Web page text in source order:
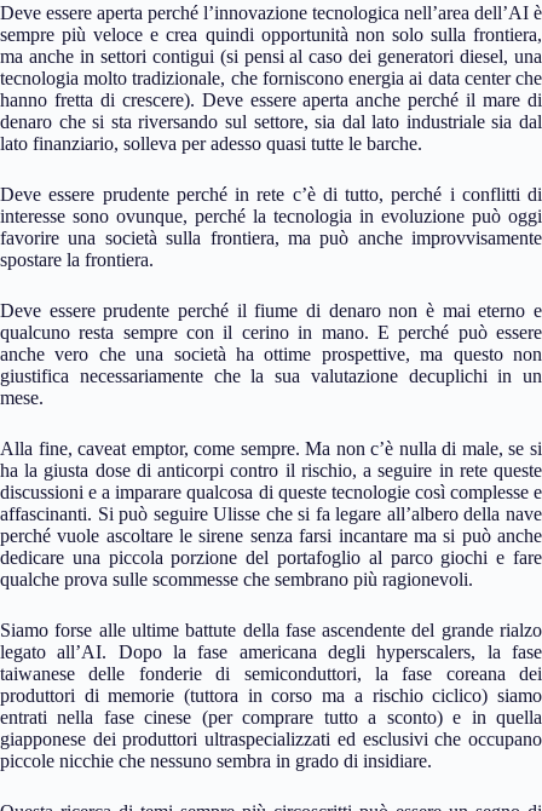
Deve essere aperta perché l’innovazione tecnologica nell’area dell’AI è
sempre più veloce e crea quindi opportunità non solo sulla frontiera,
ma anche in settori contigui (si pensi al caso dei generatori diesel, una
tecnologia molto tradizionale, che forniscono energia ai data center che
hanno fretta di crescere). Deve essere aperta anche perché il mare di
denaro che si sta riversando sul settore, sia dal lato industriale sia dal
lato finanziario, solleva per adesso quasi tutte le barche.
Deve essere prudente perché in rete c’è di tutto, perché i conflitti di
interesse sono ovunque, perché la tecnologia in evoluzione può oggi
favorire una società sulla frontiera, ma può anche improvvisamente
spostare la frontiera.
Deve essere prudente perché il fiume di denaro non è mai eterno e
qualcuno resta sempre con il cerino in mano. E perché può essere
anche vero che una società ha ottime prospettive, ma questo non
giustifica necessariamente che la sua valutazione decuplichi in un
mese.
Alla fine, caveat emptor, come sempre. Ma non c’è nulla di male, se si
ha la giusta dose di anticorpi contro il rischio, a seguire in rete queste
discussioni e a imparare qualcosa di queste tecnologie così complesse e
affascinanti. Si può seguire Ulisse che si fa legare all’albero della nave
perché vuole ascoltare le sirene senza farsi incantare ma si può anche
dedicare una piccola porzione del portafoglio al parco giochi e fare
qualche prova sulle scommesse che sembrano più ragionevoli.
Siamo forse alle ultime battute della fase ascendente del grande rialzo
legato all’AI. Dopo la fase americana degli hyperscalers, la fase
taiwanese delle fonderie di semiconduttori, la fase coreana dei
produttori di memorie (tuttora in corso ma a rischio ciclico) siamo
entrati nella fase cinese (per comprare tutto a sconto) e in quella
giapponese dei produttori ultraspecializzati ed esclusivi che occupano
piccole nicchie che nessuno sembra in grado di insidiare.